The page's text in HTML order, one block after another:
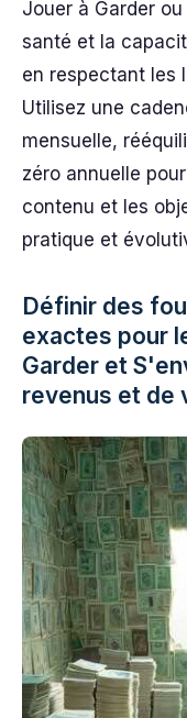
Jouer à Garder
santé et la
en respectant les
Utilisez une
mensuelle,
zéro annuelle
contenu et les
pratique et
Définir des
exactes pour
Garder et
revenus et de